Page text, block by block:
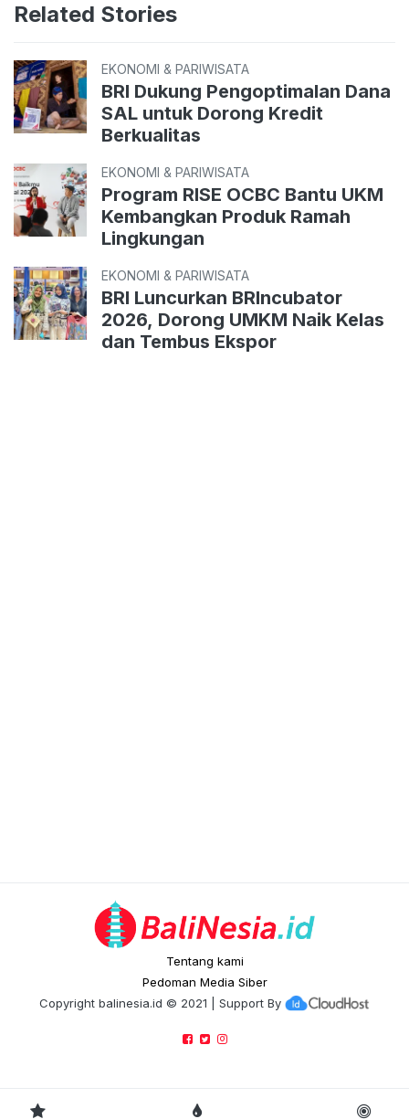
Related Stories
EKONOMI & PARIWISATA
BRI Dukung Pengoptimalan Dana
SAL untuk Dorong Kredit
Berkualitas
EKONOMI & PARIWISATA
Program RISE OCBC Bantu UKM
Kembangkan Produk Ramah
Lingkungan
EKONOMI & PARIWISATA
BRI Luncurkan BRIncubator
2026, Dorong UMKM Naik Kelas
dan Tembus Ekspor
Tentang kami
Pedoman Media Siber
Copyright balinesia.id © 2021 | Support By